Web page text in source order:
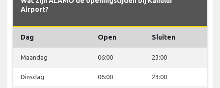
Airport?
Dag Open Sluiten
Maandag 06:00 23:00
Dinsdag 06:00 23:00